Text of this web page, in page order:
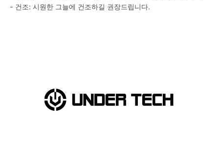
- 건조: 시원한 그늘에 건조하길 권장드립니다.